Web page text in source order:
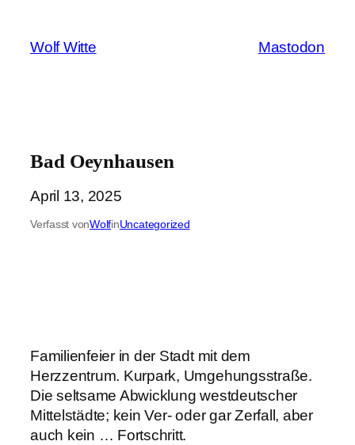
springen
Wolf Witte Mastodon
Bad Oeynhausen
April 13, 2025
Verfasst vonWolfinUncategorized
Familienfeier in der Stadt mit dem
Herzzentrum. Kurpark, Umgehungsstraße.
Die seltsame Abwicklung westdeutscher
Mittelstädte; kein Ver- oder gar Zerfall, aber
auch kein … Fortschritt.